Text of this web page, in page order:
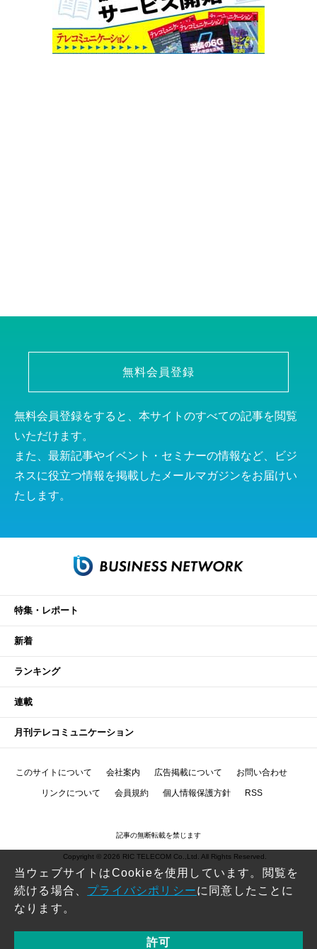
無料会員登録
無料会員登録をすると、本サイトのすべての記事を閲覧
いただけます。
また、最新記事やイベント・セミナーの情報など、ビジ
ネスに役立つ情報を掲載したメールマガジンをお届けい
たします。
特集・レポート
新着
ランキング
連載
月刊テレコミュニケーション
このサイトについて 会社案内 広告掲載について お問い合わせ
リンクについて 会員規約 個人情報保護方針 RSS
記事の無断転載を禁じます
Copyright © 2026 RIC TELECOM Co.,Ltd. All Rights Reserved.
当ウェブサイトはCookieを使用しています。閲覧を
続ける場合、 プライバシポリシーに同意したことに
なります。
許可